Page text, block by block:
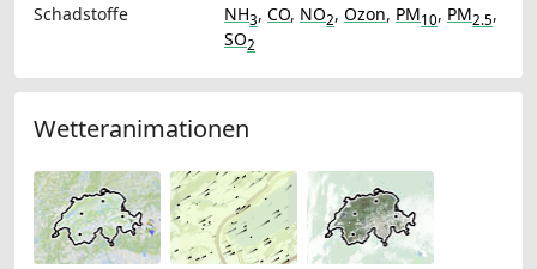
Schadstoffe
NH3, CO, NO2, Ozon, PM10, PM2.5,
SO2
Wetteranimationen